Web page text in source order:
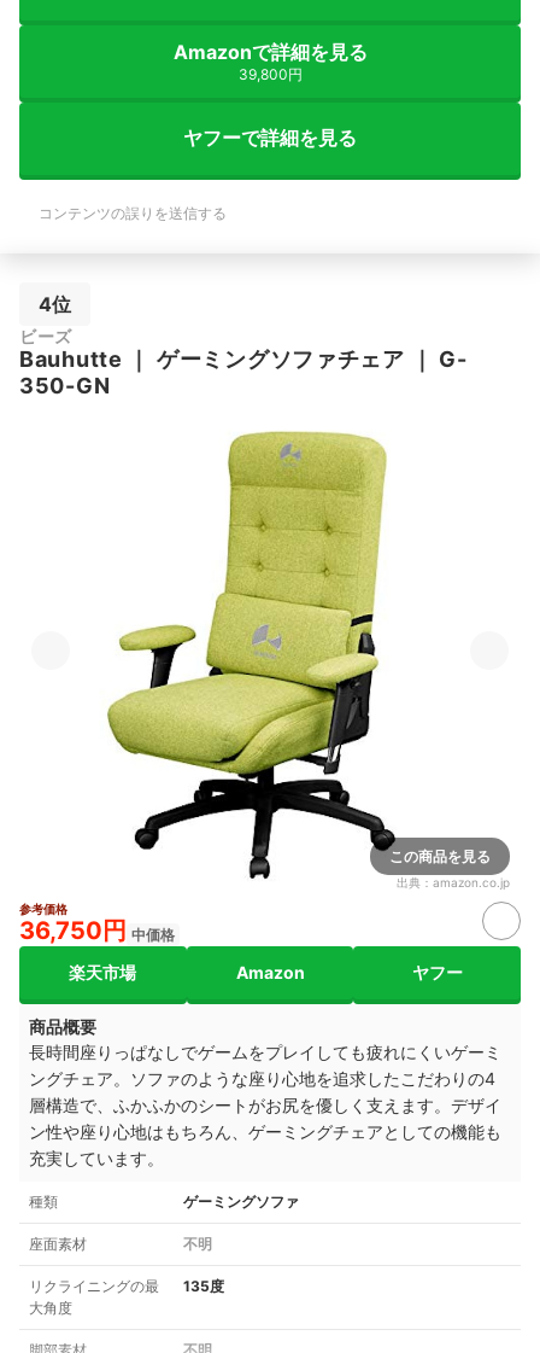
Amazonで詳細を見る
39,800円
ヤフーで詳細を見る
コンテンツの誤りを送信する
4位
ビーズ
Bauhutte ｜ ゲーミングソファチェア ｜ G-
350-GN
この商品を見る
出典： amazon.co.jp
参考価格
36,750円 中価格
楽天市場 Amazon ヤフー
商品概要
長時間座りっぱなしでゲームをプレイしても疲れにくいゲーミ
ングチェア。ソファのような座り心地を追求したこだわりの4
層構造で、ふかふかのシートがお尻を優しく支えます。デザイ
ン性や座り心地はもちろん、ゲーミングチェアとしての機能も
充実しています。
種類 ゲーミングソファ
座面素材 不明
リクライニングの最
大角度
135度